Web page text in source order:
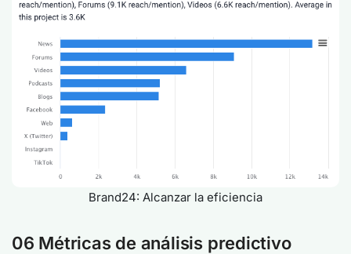
Brand24: Alcanzar la eficiencia
06 Métricas de análisis predictivo